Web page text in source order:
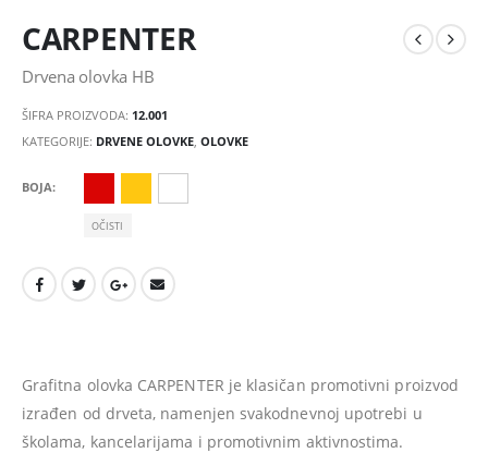
CARPENTER
Drvena olovka HB
ŠIFRA PROIZVODA: 12.001
KATEGORIJE: DRVENE OLOVKE, OLOVKE
BOJA
OČISTI
Grafitna olovka CARPENTER je klasičan promotivni proizvod
izrađen od drveta, namenjen svakodnevnoj upotrebi u
školama, kancelarijama i promotivnim aktivnostima.